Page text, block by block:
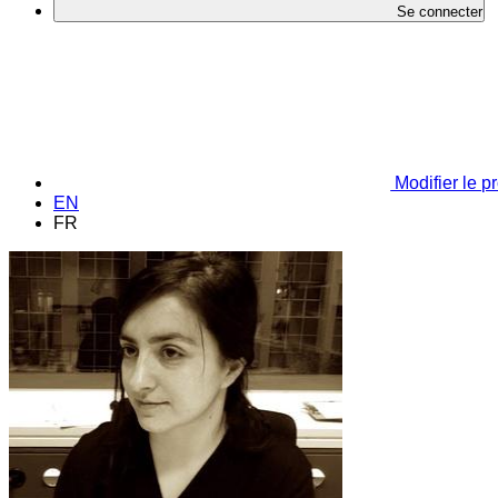
Se connecter
Modifier le
EN
FR